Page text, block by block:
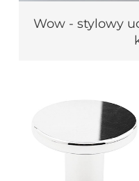
Wow - stylowy